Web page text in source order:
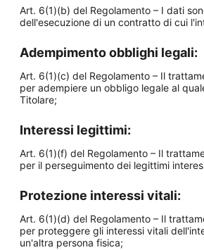
Art. 6(1)(b) del Regolamento – I dati
dell'esecuzione di un contratto di cui
Adempimento obblighi legali:
Art. 6(1)(c) del Regolamento – Il
per adempiere un obbligo legale al
Titolare;
Interessi legittimi:
Art. 6(1)(f) del Regolamento – Il
per il perseguimento dei legittimi
Protezione interessi vitali:
Art. 6(1)(d) del Regolamento – Il
per proteggere gli interessi vitali
un'altra persona fisica;